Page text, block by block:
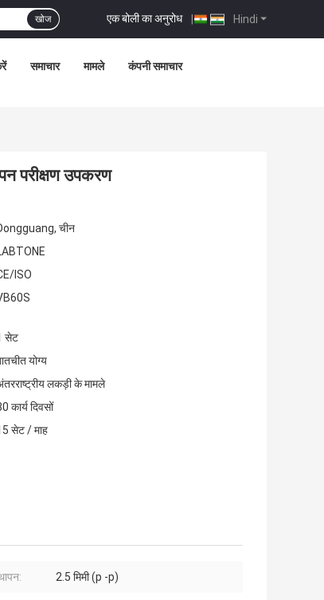
Hindi
एक बोली का अनुरोध |
खोज
समाचार मामले कंपनी समाचार
परीक्षण उपकरण
चीन
ISO
सेट
योग्य
लकड़ी के मामले
कार्य दिवसों
सेट / माह
2.5 मिमी (p -p)